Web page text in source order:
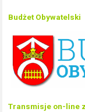
Budżet Obywatelski
Transmisje on-line